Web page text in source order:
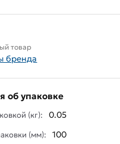
товар
бренда
об упаковке
(кг): 0.05
(мм): 100